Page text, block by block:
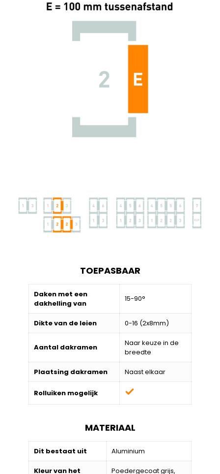
TOEPASBAAR
Daken met een
dakhelling van
15-90°
Dikte van de leien 0-16 (2x8mm)
Aantal dakramen
Naar keuze in de
breedte
Plaatsing dakramen Naast elkaar
Rolluiken mogelijk
MATERIAAL
Dit bestaat uit Aluminium
Kleur van het Poedergecoat grijs,